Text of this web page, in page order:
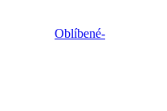
Oblíbené-